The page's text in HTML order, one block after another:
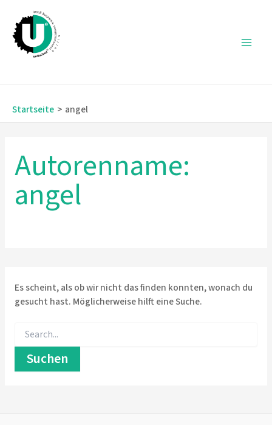
Inhalt
springen
Startseite angel
Autorenname:
angel
Es scheint, als ob wir nicht das finden konnten, wonach du
gesucht hast. Möglicherweise hilft eine Suche.
nach: